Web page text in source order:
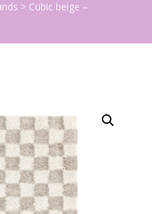
> Cubic beige –